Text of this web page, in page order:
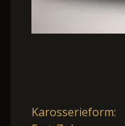
Karosserieform: